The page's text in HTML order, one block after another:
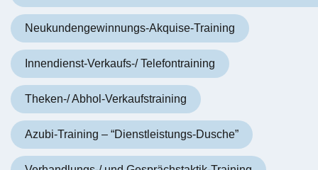
Neukundengewinnungs-Akquise-Training
Innendienst-Verkaufs-/ Telefontraining
Theken-/ Abhol-Verkaufstraining
Azubi-Training – “Dienstleistungs-Dusche”